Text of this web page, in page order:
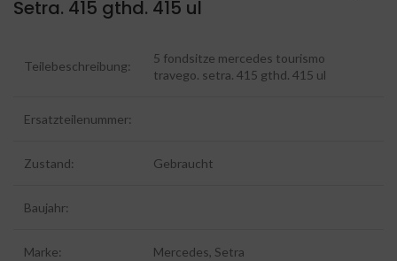
Setra. 415 gthd. 415 ul
Teilebeschreibung:
5 fondsitze mercedes tourismo
travego. setra. 415 gthd. 415 ul
Ersatzteilenummer:
Zustand: Gebraucht
Baujahr:
Marke: Mercedes, Setra